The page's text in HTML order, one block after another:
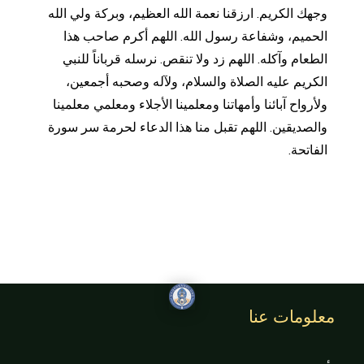
وجهك الكريم. ارزقنا نعمة الله العظيم، وبركة ولي الله
الحميم، وشفاعة رسول الله. اللهم أكرم صاحب هذا
الطعام وآكله. اللهم زد ولا تنقص. نرسله قرباناً للنبي
الكريم عليه الصلاة والسلام، ولآله وصحبه أجمعين،
ولأرواح آبائنا وأمهاتنا ومعلمينا الأجلاء ومعلمي معلمينا
والصديقين. اللهم تقبل منا هذا الدعاء لحرمة سر سورة
الفاتحة.
معلومات عنا